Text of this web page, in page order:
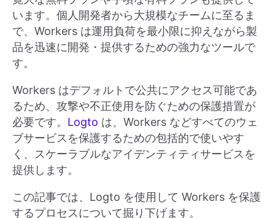
います。個人開発者から大規模なチームに至るま
で、Workers は運用負荷を最小限に抑えながら製
品を迅速に開発・提供するための強力なツールで
す。
Workers はデフォルトで公共にアクセス可能であ
るため、攻撃や不正使用を防ぐための保護措置が
必要です。 Logto は、Workers などすべてのウェ
ブサービスを保護するための包括的で使いやす
く、スケーラブルなアイデンティティサービスを
提供します。
この記事では、Logto を使用して Workers を保護
するプロセスについて掘り下げます。